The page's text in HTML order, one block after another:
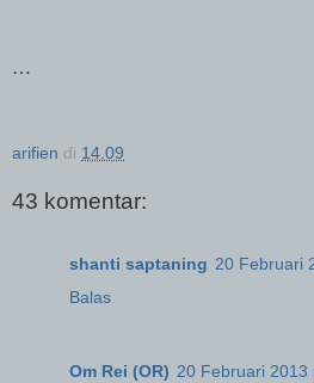
…
arifien di 14.09
43 komentar:
shanti saptaning 20 Februari
Balas
Om Rei (OR) 20 Februari 2013